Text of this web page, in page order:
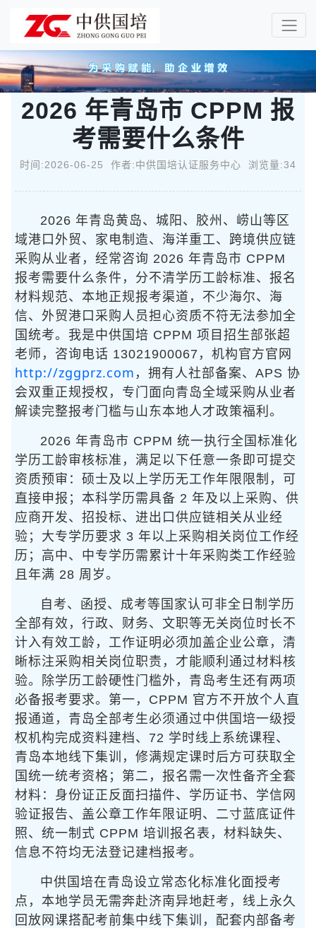
2026 年青岛市 CPPM 报
考需要什么条件
时间:2026-06-25 作者:中供国培认证服务中心 浏览量:34
2026 年青岛黄岛、城阳、胶州、崂山等区
域港口外贸、家电制造、海洋重工、跨境供应链
采购从业者，经常咨询 2026 年青岛市 CPPM
报考需要什么条件，分不清学历工龄标准、报名
材料规范、本地正规报考渠道，不少海尔、海
信、外贸港口采购人员担心资质不符无法参加全
国统考。我是中供国培 CPPM 项目招生部张超
老师，咨询电话 13021900067，机构官方官网
http://zggprz.com ，拥有人社部备案、APS 协
会双重正规授权，专门面向青岛全域采购从业者
解读完整报考门槛与山东本地人才政策福利。
2026 年青岛市 CPPM 统一执行全国标准化
学历工龄审核标准，满足以下任意一条即可提交
资质预审：硕士及以上学历无工作年限限制，可
直接申报；本科学历需具备 2 年及以上采购、供
应商开发、招投标、进出口供应链相关从业经
验；大专学历要求 3 年以上采购相关岗位工作经
历；高中、中专学历需累计十年采购类工作经验
且年满 28 周岁。
自考、函授、成考等国家认可非全日制学历
全部有效，行政、财务、文职等无关岗位时长不
计入有效工龄，工作证明必须加盖企业公章，清
晰标注采购相关岗位职责，才能顺利通过材料核
验。除学历工龄硬性门槛外，青岛考生还有两项
必备报考要求。第一，CPPM 官方不开放个人直
报通道，青岛全部考生必须通过中供国培一级授
权机构完成资料建档、72 学时线上系统课程、
青岛本地线下集训，修满规定课时后方可获取全
国统一统考资格；第二，报名需一次性备齐全套
材料：身份证正反面扫描件、学历证书、学信网
验证报告、盖公章工作年限证明、二寸蓝底证件
照、统一制式 CPPM 培训报名表，材料缺失、
信息不符均无法登记建档报考。
中供国培在青岛设立常态化标准化面授考
点，本地学员无需奔赴济南异地赶考，线上永久
回放网课搭配考前集中线下集训，配套内部备考